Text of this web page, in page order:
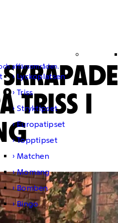
affärsområden.
Lyckoplatsen
Triss
Stryktipset
Europatipset
Topptipset
Matchen
Momang
Bomben
Bingo
TRISS I